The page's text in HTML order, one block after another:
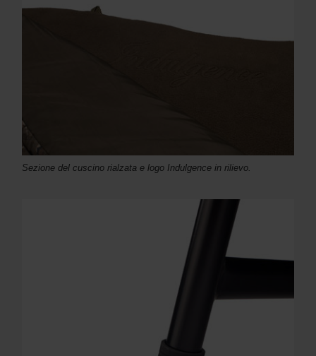
Sezione del cuscino rialzata e logo Indulgence in rilievo.